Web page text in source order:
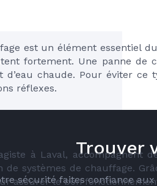
est un élément essentiel
fortement. Une panne de
d’eau chaude. Pour éviter
réflexes.
à Laval, accompagnent
de systèmes de chauffage.
assurer le bon
Trouver
sécurité faites confiance